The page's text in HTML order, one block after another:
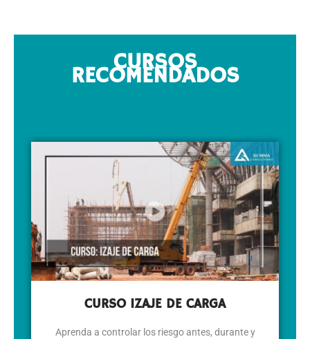
CURSOS
RECOMENDADOS
CURSO IZAJE DE CARGA
Aprenda a controlar los riesgo antes, durante y